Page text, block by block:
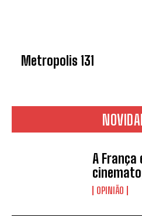
Metropolis 131
A
OPINIÃO